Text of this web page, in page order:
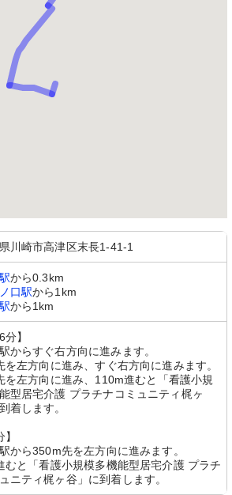
川崎市高津区末長1-41-1
から0.3km
口駅から1km
から1km
分】
からすぐ右方向に進みます。
を左方向に進み、すぐ右方向に進みます。
を左方向に進み、110m進むと「看護小規
型居宅介護 プラチナコミュニティ梶ヶ
着します。
から350m先を左方向に進みます。
むと「看護小規模多機能型居宅介護 プラチ
ニティ梶ヶ谷」に到着します。